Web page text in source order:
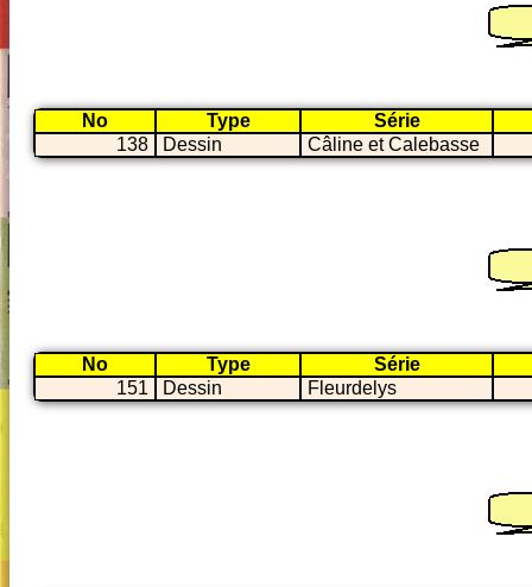
No Type
Série
138
Dessin Câline et Calebasse
No Type
Série
151
Dessin Fleurdelys